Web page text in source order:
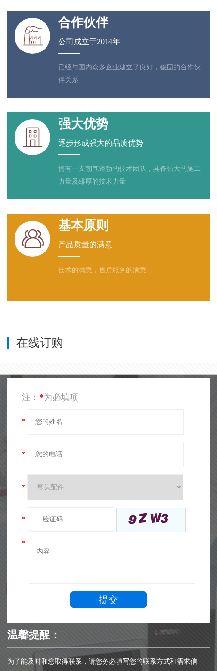

合作伙伴
公司成立于2014年，
已经与国内众多企业建立了良好，稳固的合作伙
伴关系

强大优势
逐步形成强大的品质优势
拥有一支朝气蓬勃的技术团队，具备强大的施工
力量及雄厚的技术力量

基本原则
产品质量的满意
技术的满意，售后服务的满意
在线订购
注： *为必填项
*
*
*
*
*
提交
温馨提醒：
为了能及时和您取得联系，请您务必填写您的联系方式和需求信